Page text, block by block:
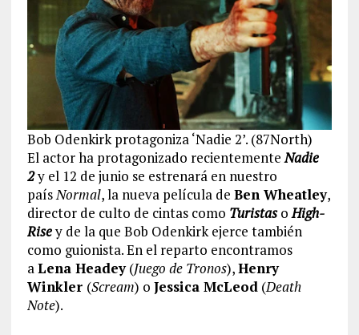
Bob Odenkirk protagoniza ‘Nadie 2’. (87North)
El actor ha protagonizado recientementeNadie
2y el 12 de junio se estrenará en nuestro
paísNormal, la nueva película de Ben Wheatley,
director de culto de cintas como TuristasoHigh-
Risey de la que Bob Odenkirk ejerce también
como guionista. En el reparto encontramos
aLena Headey(Juego de Tronos),Henry
Winkler (Scream) o Jessica McLeod(Death
Note).